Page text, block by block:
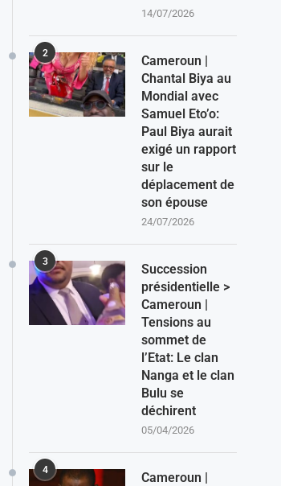
14/07/2026
2
Cameroun |
Chantal Biya au
Mondial avec
Samuel Eto’o:
Paul Biya aurait
exigé un rapport
sur le
déplacement de
son épouse
24/07/2026
3
Succession
présidentielle >
Cameroun |
Tensions au
sommet de
l’Etat: Le clan
Nanga et le clan
Bulu se
déchirent
05/04/2026
4
Cameroun |